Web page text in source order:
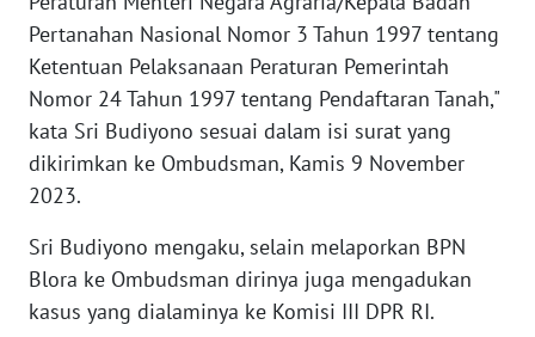
Pertanahan Nasional Nomor 3 Tahun 1997 tentang
Ketentuan Pelaksanaan Peraturan Pemerintah
Nomor 24 Tahun 1997 tentang Pendaftaran Tanah,"
kata Sri Budiyono sesuai dalam isi surat yang
dikirimkan ke Ombudsman, Kamis 9 November
2023.
Sri Budiyono mengaku, selain melaporkan BPN
Blora ke Ombudsman dirinya juga mengadukan
kasus yang dialaminya ke Komisi III DPR RI.
WN
NTB
WN
SULTENG
WN
WN
BABEL